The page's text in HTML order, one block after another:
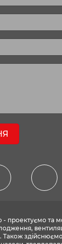
проектуємо та
Також